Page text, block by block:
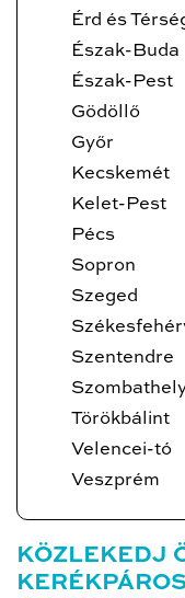
Érd és
Észak-Buda
Észak-Pest
Gödöllő
Győr
Kecskemét
Kelet-Pest
Pécs
Sopron
Szeged
Szentendre
Törökbálint
Velencei-tó
Veszprém
KÖZLEKEDJ